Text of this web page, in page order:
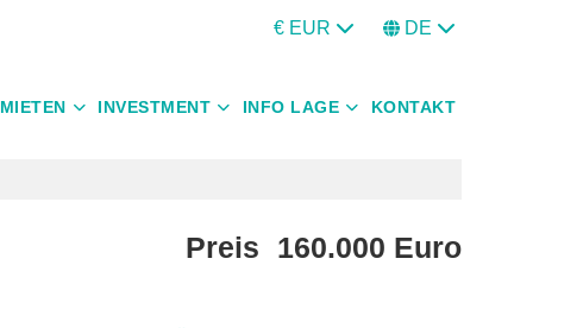
€ EUR DE
MIETEN INVESTMENT INFO LAGE KONTAKT
Preis 160.000 Euro